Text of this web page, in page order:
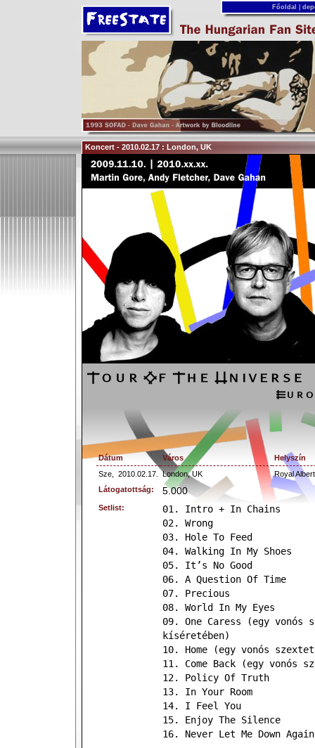
Főoldal
Koncert - 2010.02.17 : London, UK
Dátum Város
Helyszín
Sze,
2010.02.17. London, UK
Royal
Látogatottság:
5.000
Setlist:
01. Intro + In Chains
02. Wrong
03. Hole To Feed
04. Walking In My Shoes
05. It’s No Good
06. A Question Of Time
07. Precious
08. World In My Eyes
09. One Caress (egy vonós
kíséretében)
10. Home (egy vonós
11. Come Back (egy vonós
12. Policy Of Truth
13. In Your Room
14. I Feel You
15. Enjoy The Silence
16. Never Let Me Down Again